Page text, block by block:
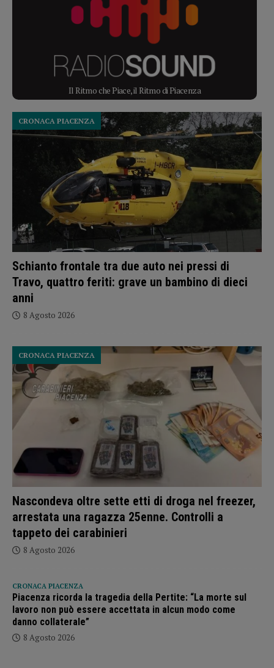
Il Ritmo che Piace, il Ritmo di Piacenza
Schianto frontale tra due auto nei pressi di
Travo, quattro feriti: grave un bambino di dieci
anni
CRONACA PIACENZA
8 Agosto 2026
Nascondeva oltre sette etti di droga nel freezer,
arrestata una ragazza 25enne. Controlli a
tappeto dei carabinieri
CRONACA PIACENZA
8 Agosto 2026
CRONACA PIACENZA
Piacenza ricorda la tragedia della Pertite: “La morte sul
lavoro non può essere accettata in alcun modo come
danno collaterale”
8 Agosto 2026